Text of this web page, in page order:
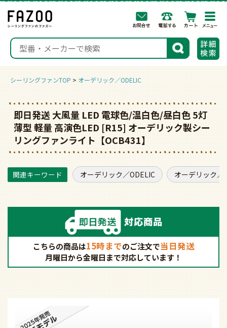
検索
シーリングファンTOP オーデリック／ODELIC
即日発送 大風量 LED 電球色/温白色/昼白色 5灯
薄型 軽量 高演色LED [R15] オーデリック製シー
リングファンライト【OCB431】
オーデリック／ODELIC オーデリック／
こちらの商品は15時までのご注文で当日発送
月曜日から金曜日まで対応しています！